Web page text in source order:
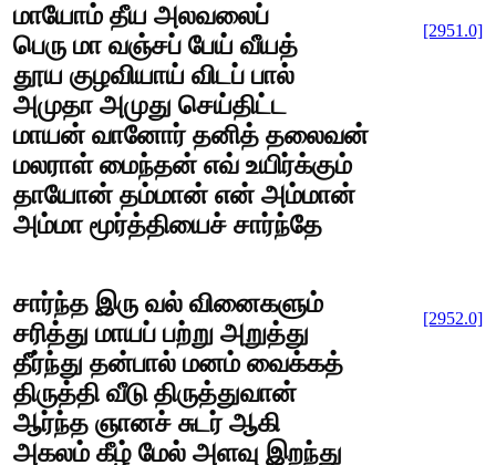
மாயோம் தீய அலவலைப்
பெரு மா வஞ்சப் பேய் வீயத்
தூய குழவியாய் விடப் பால்
அமுதா அமுது செய்திட்ட
மாயன் வானோர் தனித் தலைவன்
மலராள் மைந்தன் எவ் உயிர்க்கும்
தாயோன் தம்மான் என் அம்மான்
அம்மா மூர்த்தியைச் சார்ந்தே
[2951.0]
சார்ந்த இரு வல் வினைகளும்
சரித்து மாயப் பற்று அறுத்து
தீர்ந்து தன்பால் மனம் வைக்கத்
திருத்தி வீடு திருத்துவான்
ஆர்ந்த ஞானச் சுடர் ஆகி
அகலம் கீழ் மேல் அளவு இறந்து
[2952.0]